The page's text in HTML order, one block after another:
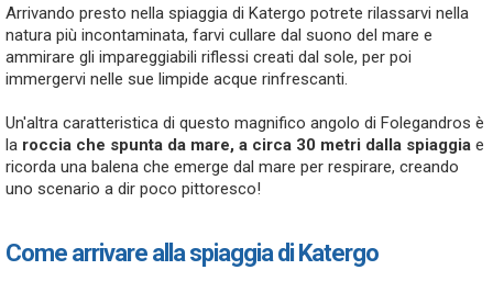
Arrivando presto nella spiaggia di Katergo potrete rilassarvi nella
natura più incontaminata, farvi cullare dal suono del mare e
ammirare gli impareggiabili riflessi creati dal sole, per poi
immergervi nelle sue limpide acque rinfrescanti.
Un'altra caratteristica di questo magnifico angolo di Folegandros è
la roccia che spunta da mare, a circa 30 metri dalla spiaggia e
ricorda una balena che emerge dal mare per respirare, creando
uno scenario a dir poco pittoresco!
Come arrivare alla spiaggia di Katergo